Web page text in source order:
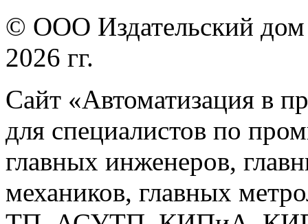
© ООО Издательский
2026 гг.
Сайт «Автоматизация в
для специалистов по
главных инженеров,
механиков, главных